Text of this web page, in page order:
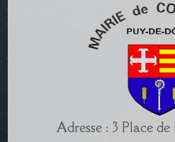
Adresse : 3 Place de